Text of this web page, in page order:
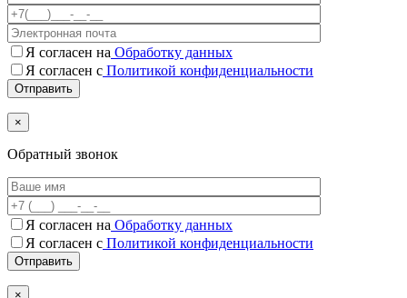
Я согласен на Обработку данных
Я согласен с Политикой конфиденциальности
×
Обратный звонок
Я согласен на Обработку данных
Я согласен c Политикой конфиденциальности
×